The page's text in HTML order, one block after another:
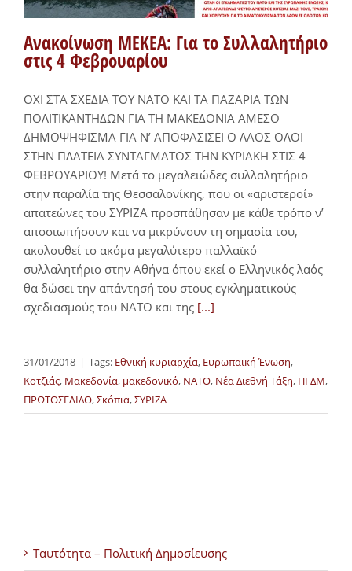
Ανακοίνωση ΜΕΚΕΑ: Για το Συλλαλητήριο
στις 4 Φεβρουαρίου
ΟΧΙ ΣΤΑ ΣΧΕΔΙΑ ΤOΥ ΝΑΤΟ ΚΑΙ ΤΑ ΠΑΖΑΡΙΑ ΤΩΝ
ΠΟΛΙΤΙΚΑΝΤΗΔΩΝ ΓΙΑ ΤΗ ΜΑΚΕΔΟΝΙΑ ΑΜΕΣΟ
ΔΗΜΟΨΗΦΙΣΜΑ ΓΙΑ Ν’ ΑΠΟΦΑΣΙΣΕΙ Ο ΛΑΟΣ ΟΛΟΙ
ΣΤΗΝ ΠΛΑΤΕΙΑ ΣΥΝΤΑΓΜΑΤΟΣ ΤΗΝ ΚΥΡΙΑΚΗ ΣΤΙΣ 4
ΦΕΒΡΟΥΑΡΙΟΥ! Μετά το μεγαλειώδες συλλαλητήριο
στην παραλία της Θεσσαλονίκης, που οι «αριστεροί»
απατεώνες του ΣΥΡΙΖΑ προσπάθησαν με κάθε τρόπο ν’
αποσιωπήσουν και να μικρύνουν τη σημασία του,
ακολουθεί το ακόμα μεγαλύτερο παλλαϊκό
συλλαλητήριο στην Αθήνα όπου εκεί ο Ελληνικός λαός
θα δώσει την απάντησή του στους εγκληματικούς
σχεδιασμούς του ΝΑΤΟ και της [...]
31/01/2018 | Tags: Εθνική κυριαρχία, Ευρωπαϊκή Ένωση,
Κοτζιάς, Μακεδονία, μακεδονικό, ΝΑΤΟ, Νέα Διεθνή Τάξη, ΠΓΔΜ,
ΠΡΩΤΟΣΕΛΙΔΟ,Σκόπια,ΣΥΡΙΖΑ
Ταυτότητα – Πολιτική Δημοσίευσης